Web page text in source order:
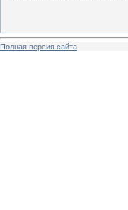
Полная версия сайта